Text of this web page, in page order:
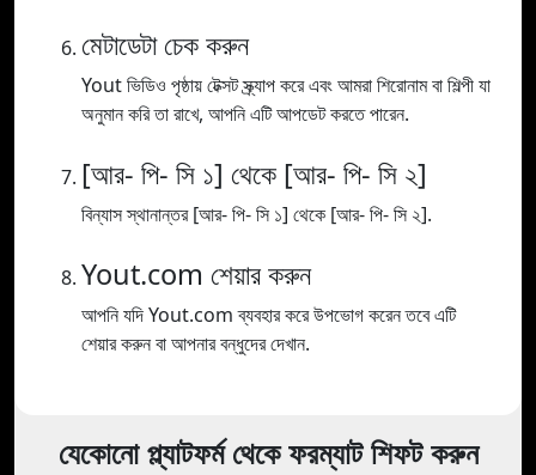
মেটাডেটা চেক করুন
Yout ভিডিও পৃষ্ঠায় টেক্সট স্ক্র্যাপ করে এবং আমরা শিরোনাম বা শিল্পী যা
অনুমান করি তা রাখে, আপনি এটি আপডেট করতে পারেন.
[আর- পি- সি ১] থেকে [আর- পি- সি ২]
বিন্যাস স্থানান্তর [আর- পি- সি ১] থেকে [আর- পি- সি ২].
Yout.com শেয়ার করুন
আপনি যদি Yout.com ব্যবহার করে উপভোগ করেন তবে এটি
শেয়ার করুন বা আপনার বন্ধুদের দেখান.
যেকোনো প্ল্যাটফর্ম থেকে ফরম্যাট শিফট করুন